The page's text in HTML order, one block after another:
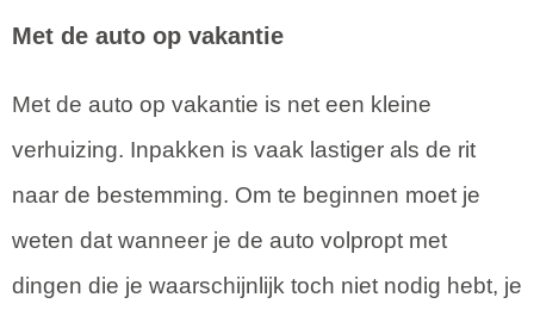
Met de auto op vakantie
Met de auto op vakantie is net een kleine
verhuizing. Inpakken is vaak lastiger als de rit
naar de bestemming. Om te beginnen moet je
weten dat wanneer je de auto volpropt met
dingen die je waarschijnlijk toch niet nodig hebt, je